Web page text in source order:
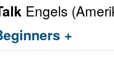
Engels
+